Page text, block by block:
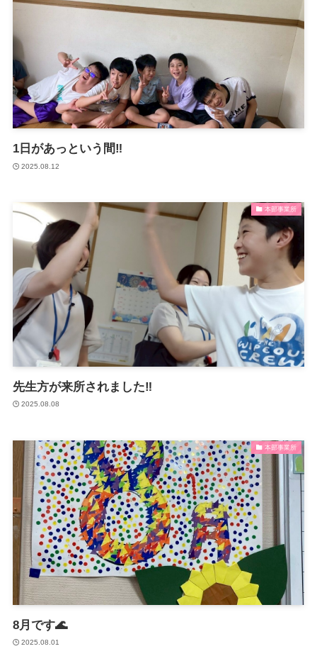
1日があっという間‼
2025.08.12
本部事業所
先生方が来所されました‼
2025.08.08
本部事業所
8月です🌊
2025.08.01